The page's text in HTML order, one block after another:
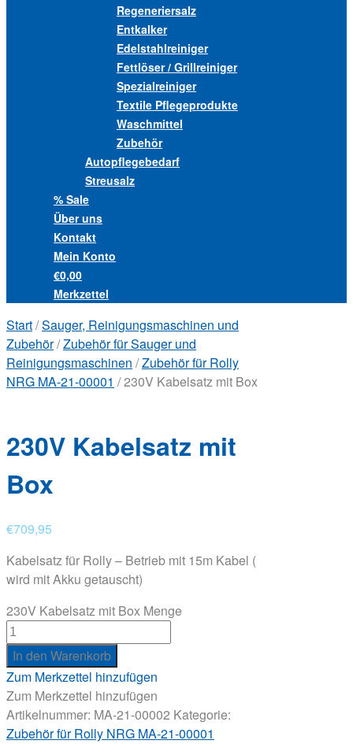
Regeneriersalz
Entkalker
Edelstahlreiniger
Fettlöser / Grillreiniger
Spezialreiniger
Textile Pflegeprodukte
Waschmittel
Zubehör
Autopflegebedarf
Streusalz
% Sale
Über uns
Kontakt
Mein Konto
€0,00
Merkzettel
Start/Sauger, Reinigungsmaschinen und
Zubehör/Zubehör für Sauger und
Reinigungsmaschinen /Zubehör für Rolly
NRG MA-21-00001 / 230V Kabelsatz mit Box
230V Kabelsatz mit
Box
€709,95
Kabelsatz für Rolly – Betrieb mit 15m Kabel (
wird mit Akku getauscht)
230V Kabelsatz mit Box Menge
In den Warenkorb
Zum Merkzettel hinzufügen
Zum Merkzettel hinzufügen
Artikelnummer: MA-21-00002 Kategorie:
Zubehör für Rolly NRG MA-21-00001